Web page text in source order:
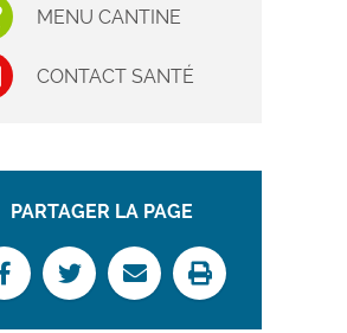
MENU CANTINE
CONTACT SANTÉ
PARTAGER LA PAGE